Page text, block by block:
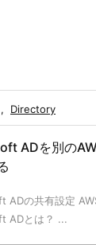
, Directory
ADを別の
ADの共有設定
ADとは？ ...